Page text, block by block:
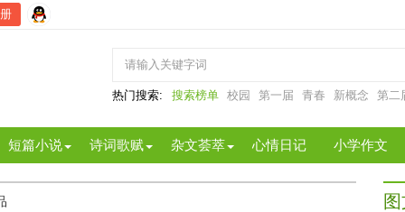
热门搜索: 搜索榜单 校园 第一届 青春 新概念 第二
短篇小说 诗词歌赋 杂文荟萃 心情日记 小学作文